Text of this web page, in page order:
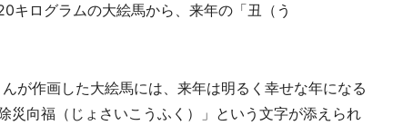
キログラムの大絵馬から、来年の「丑（う
が作画した大絵馬には、来年は明るく幸せな年になる
災向福（じょさいこうふく）」という文字が添えられ